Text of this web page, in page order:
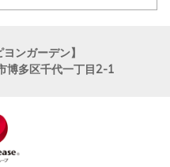
ンガーデン】
博多区千代一丁目2-1